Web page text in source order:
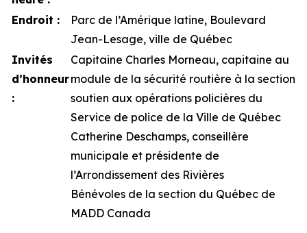
Endroit :
Parc de l’Amérique latine, Boulevard
Jean-Lesage, ville de Québec
Invités
d’honneur
:
Capitaine Charles Morneau, capitaine au
module de la sécurité routière à la section
soutien aux opérations policières du
Service de police de la Ville de Québec
Catherine Deschamps, conseillère
municipale et présidente de
l’Arrondissement des Rivières
Bénévoles de la section du Québec de
MADD Canada